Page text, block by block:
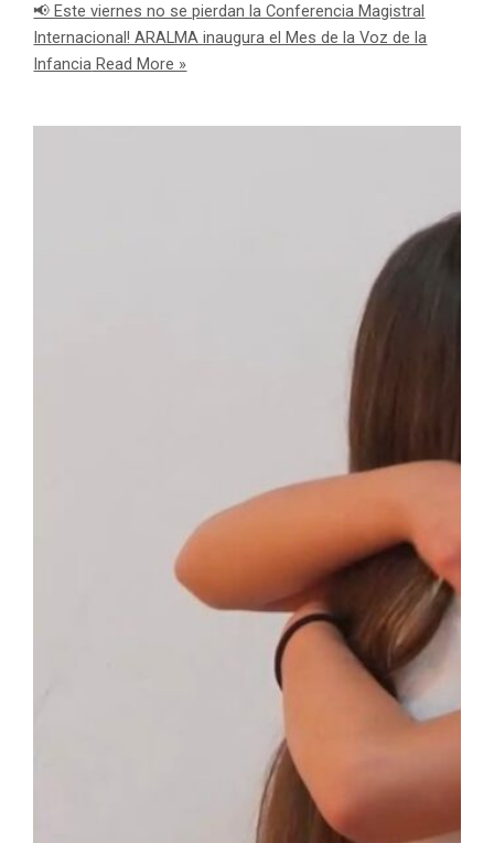
📢 Este viernes no se pierdan la Conferencia Magistral
Internacional! ARALMA inaugura el Mes de la Voz de la
Infancia Read More »